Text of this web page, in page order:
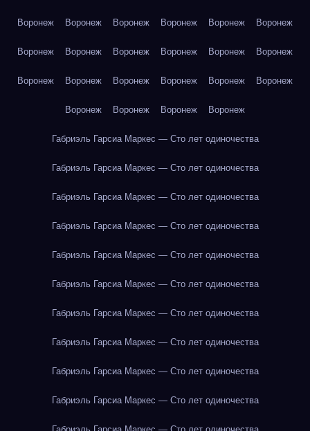
Воронеж Воронеж Воронеж Воронеж Воронеж Воронеж
Воронеж Воронеж Воронеж Воронеж Воронеж Воронеж
Воронеж Воронеж Воронеж Воронеж Воронеж Воронеж
Воронеж Воронеж Воронеж Воронеж
Габриэль Гарсиа Маркес — Сто лет одиночества
Габриэль Гарсиа Маркес — Сто лет одиночества
Габриэль Гарсиа Маркес — Сто лет одиночества
Габриэль Гарсиа Маркес — Сто лет одиночества
Габриэль Гарсиа Маркес — Сто лет одиночества
Габриэль Гарсиа Маркес — Сто лет одиночества
Габриэль Гарсиа Маркес — Сто лет одиночества
Габриэль Гарсиа Маркес — Сто лет одиночества
Габриэль Гарсиа Маркес — Сто лет одиночества
Габриэль Гарсиа Маркес — Сто лет одиночества